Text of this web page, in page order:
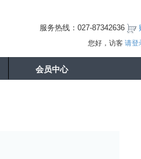
服务热线：027-87342636
您好，访客 请登
会员中心